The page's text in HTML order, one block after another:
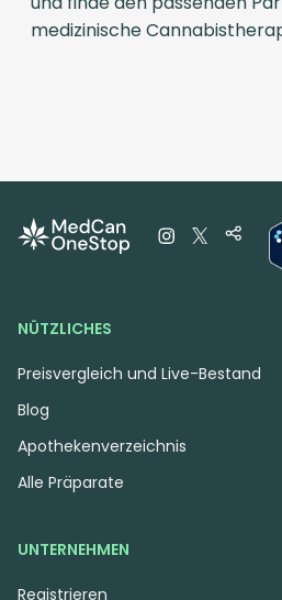
medizinische
NÜTZLICHES
Preisvergleich und Live-Bestand
Blog
Apothekenverzeichnis
Alle Präparate
UNTERNEHMEN
Registrieren